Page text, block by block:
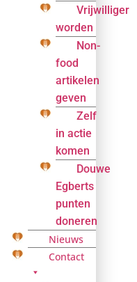
Vrijwilliger
worden
Non-
food
artikelen
geven
Zelf
in actie
komen
Douwe
Egberts
punten
doneren
Nieuws
Contact